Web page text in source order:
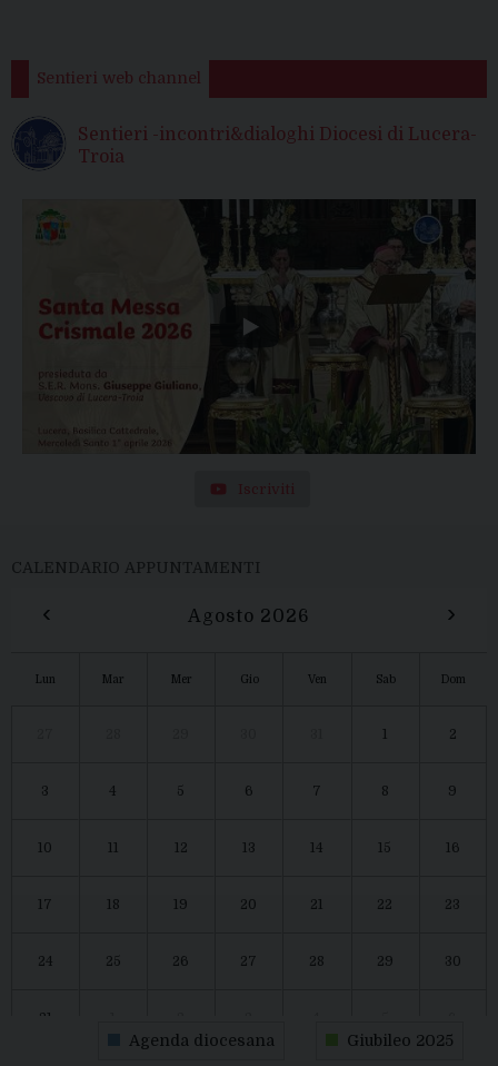
Sentieri web channel
Sentieri -incontri&dialoghi Diocesi di Lucera-
Troia
Iscriviti
CALENDARIO APPUNTAMENTI
‹ Agosto 2026 ›
Lun Mar Mer Gio Ven Sab Dom
1 2
3 4 5 6 7 8 9
10 11 12 13 14 15 16
17 18 19 20 21 22 23
24 25 26 27 28 29 30
31
Agenda diocesana Giubileo 2025